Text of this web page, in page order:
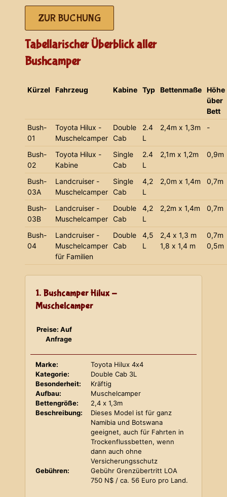
ZUR BUCHUNG
Tabellarischer Überblick aller
Bushcamper
Kürzel Fahrzeug Kabine Typ Bettenmaße Höhe
über
Bett
Bush-
01
Toyota Hilux -
Muschelcamper
Double
Cab
2.4
L
2,4m x 1,3m -
Bush-
02
Toyota Hilux -
Kabine
Single
Cab
2.4
L
2,1m x 1,2m 0,9m
Bush-
03A
Landcruiser -
Muschelcamper
Single
Cab
4,2
L
2,0m x 1,4m 0,7m
Bush-
03B
Landcruiser -
Muschelcamper
Double
Cab
4,2
L
2,2m x 1,4m 0,7m
Bush-
04
Landcruiser -
Muschelcamper
für Familien
Double
Cab
4,5
L
2,4 x 1,3 m
1,8 x 1,4 m
0,7m
0,5m
1. Bushcamper Hilux -
Muschelcamper
Preise: Auf
Anfrage
Marke:
Toyota Hilux 4x4
Kategorie:
Double Cab 3L
Besonderheit:
Kräftig
Aufbau:
Muschelcamper
Bettengröße:
2,4 x 1,3m
Beschreibung:
Dieses Model ist für ganz
Namibia und Botswana
geeignet, auch für Fahrten in
Trockenflussbetten, wenn
dann auch ohne
Versicherungsschutz
Gebühren:
Gebühr Grenzübertritt LOA
750 N$ / ca. 56 Euro pro Land.